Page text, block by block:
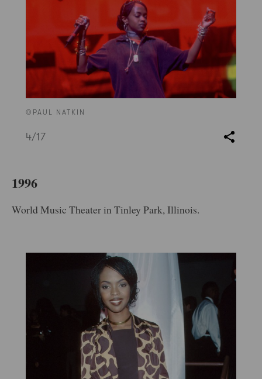
©PAUL NATKIN
4/17
1996
World Music Theater in Tinley Park, Illinois.